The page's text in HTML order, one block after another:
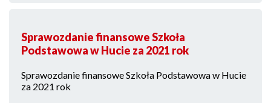
Sprawozdanie finansowe Szkoła
Podstawowa w Hucie za 2021 rok
Sprawozdanie finansowe Szkoła Podstawowa w Hucie
za 2021 rok